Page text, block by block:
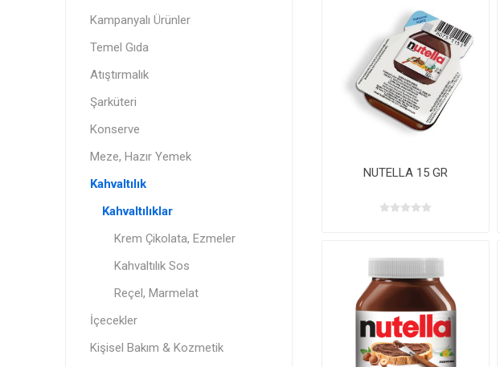
NUTELLA 15 GR
Kampanyalı Ürünler
Temel Gıda
Atıştırmalık
Şarküteri
Konserve
Meze, Hazır Yemek
Kahvaltılık
Kahvaltılıklar
Krem Çikolata, Ezmeler
Kahvaltılık Sos
Reçel, Marmelat
İçecekler
Kişisel Bakım & Kozmetik